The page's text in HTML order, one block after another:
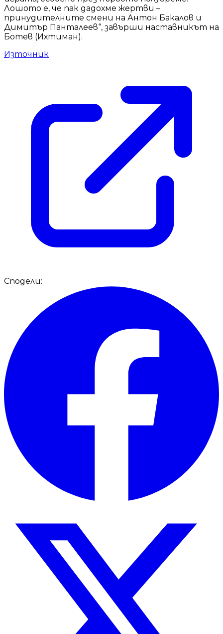
Лошото е, че пак дадохме жертви –
принудителните смени на Антон Бакалов и
Димитър Панталеев“, завърши наставникът на
Ботев (Ихтиман).
Източник
Сподели: